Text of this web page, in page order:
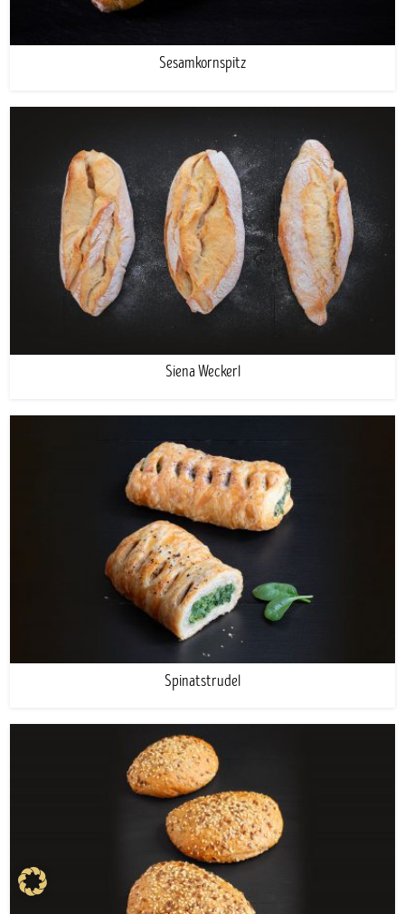
Sesamkornspitz
Siena Weckerl
Spinatstrudel